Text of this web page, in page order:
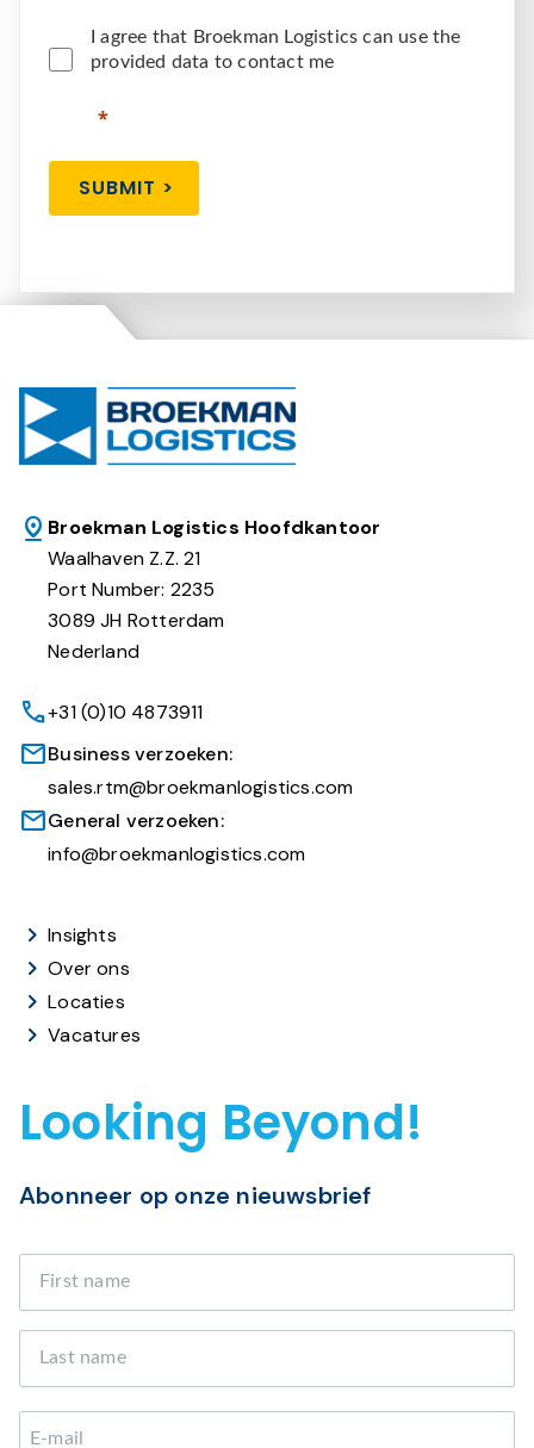
I agree that Broekman Logistics can use the
provided data to contact me
SUBMIT >
Broekman Logistics Hoofdkantoor
Waalhaven Z.Z. 21
Port Number: 2235
3089 JH Rotterdam
Nederland
+31 (0)10 4873911
Business verzoeken:
sales.rtm@broekmanlogistics.com
General verzoeken:
info@broekmanlogistics.com
Insights
Over ons
Locaties
Vacatures
Looking Beyond!
Abonneer op onze nieuwsbrief